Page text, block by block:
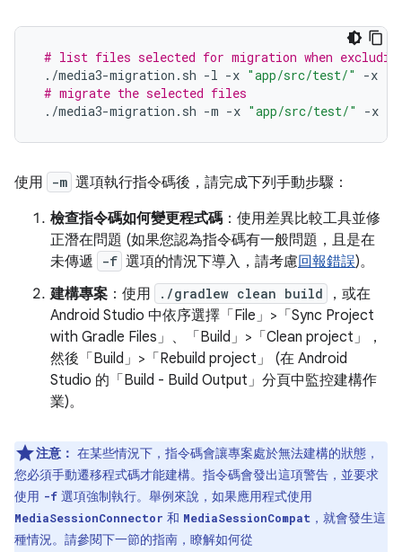
# list files selected for migration when
./media3-migration.sh -l -x "app/src/test/" -x
# migrate the selected files
./media3-migration.sh -m -x "app/src/test/" -x
使用 -m 選項執行指令碼後，請完成下列手動步驟：
檢查指令碼如何變更程式碼 ：使用差異比較工具並修
正潛在問題 (如果您認為指令碼有一般問題，且是在
未傳遞
-f 選項的情況下導入，請考慮回報錯誤)。
建構專案 ：使用 ./gradlew clean build
，或在
Android Studio 中依序選擇「File」>「Sync Project
with Gradle Files」 、「Build」>「Clean project」
，
然後「Build」>「Rebuild project」
(在 Android
Studio 的「Build - Build Output」 分頁中監控建構作
業)。
注意： 在某些情況下，指令碼會讓專案處於無法建構的狀態，
您必須手動遷移程式碼才能建構。指令碼會發出這項警告，並要求
使用 -f 選項強制執行。舉例來說，如果應用程式使用
MediaSessionConnector 和 MediaSessionCompat ，就會發生這
種情況。請參閱下一節的指南，瞭解如何從